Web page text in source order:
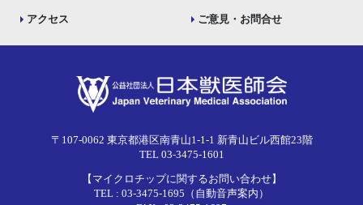
アクセス ご意見・お問合せ
〒107-0062 東京都港区南青山1-1-1 新青山ビル西館23階
TEL 03-3475-1601
【マイクロチップに関するお問い合わせ】
TEL : 03-3475-1695（自動音声案内）